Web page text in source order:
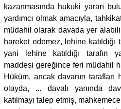
kazanmasında hukuki yararı
yardımcı olmak amacıyla,
müdahil olarak davada yer
hareket edemez, lehine
yani lehine katıldığı tarafın
maddesi gereğince feri müdahil
Hüküm, ancak davanın tarafları
olayda, ... davalı yanında
katılmayı talep etmiş,